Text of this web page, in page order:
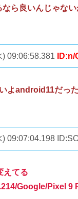
ら良いんじゃない
09:06:58.381
よandroid11だっ
) 09:07:04.198
えてる
Google/Pixel 9